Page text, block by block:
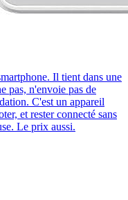
Il tient dans une
pas, n'envoie pas de
C'est un appareil
et rester connecté sans
Le prix aussi.